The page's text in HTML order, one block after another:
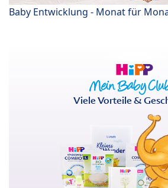
Baby Entwicklung - Monat für
Viele Vorteile &